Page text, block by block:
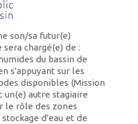
son/sa futur(e)
chargé(e) de :
du bassin de
s'appuyant sur les
disponibles (Mission
un(e) autre stagiaire
le rôle des zones
d'eau et de